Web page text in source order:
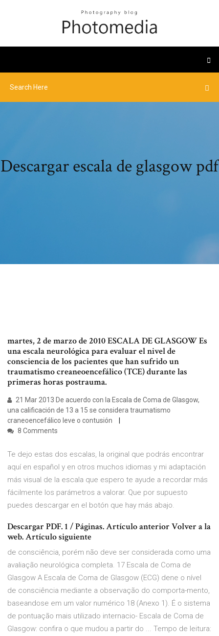
Descargar escala de glasgow pdf
martes, 2 de marzo de 2010 ESCALA DE GLASGOW Es
una escala neurológica para evaluar el nivel de
consciencia de los pacientes que han sufrido un
traumatismo creaneoencefálico (TCE) durante las
primeras horas postrauma.
21 Mar 2013 De acuerdo con la Escala de Coma de Glasgow,
una calificación de 13 a 15 se considera traumatismo
craneoencefálico leve o contusión
8 Comments
Te dejo estas dos escalas, la original que podrás encontrar
aquí en español y en otros muchos idiomas y mi adaptación
más visual de la escala que espero te ayude a recordar más
fácilmente los parámetros a valorar. Que por supuesto
puedes descargar en el botón que hay más abajo.
Descargar PDF. 1 / Páginas. Artículo anterior Volver a la
web. Artículo siguiente
de consciência, porém não deve ser considerada como uma
avaliação neurológica completa. 17 Escala de Coma de
Glasgow A Escala de Coma de Glasgow (ECG) dene o nível
de consciência mediante a observação do comporta-mento,
baseandose em um valor numérico 18 (Anexo 1). É o sistema
de pontuação mais utilizado internacio- Escala de Coma de
Glasgow: confira o que mudou a partir do ... Tempo de leitura: